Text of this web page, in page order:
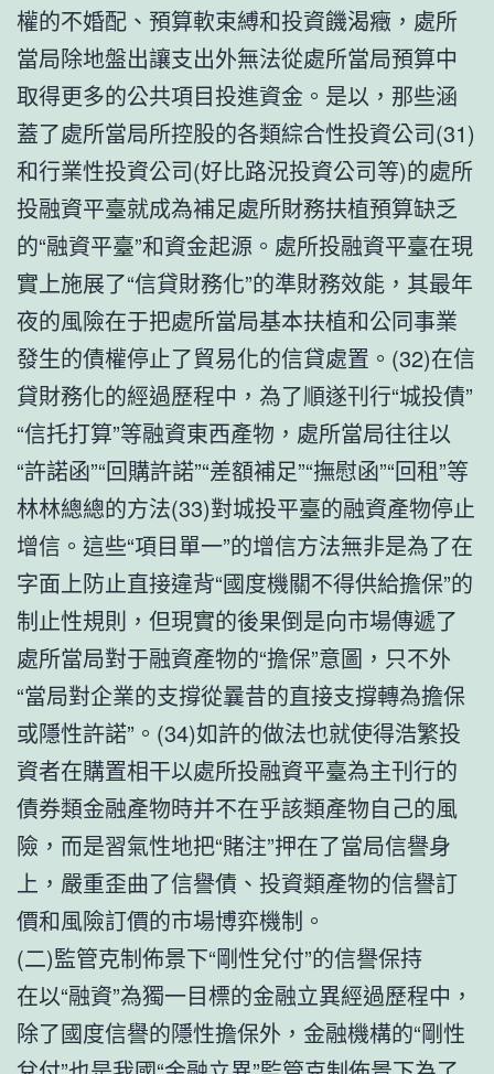
權的不婚配、預算軟束縛和投資饑渴癥，處所
當局除地盤出讓支出外無法從處所當局預算中
取得更多的公共項目投進資金。是以，那些涵
蓋了處所當局所控股的各類綜合性投資公司(31)
和行業性投資公司(好比路況投資公司等)的處所
投融資平臺就成為補足處所財務扶植預算缺乏
的“融資平臺”和資金起源。處所投融資平臺在現
實上施展了“信貸財務化”的準財務效能，其最年
夜的風險在于把處所當局基本扶植和公同事業
發生的債權停止了貿易化的信貸處置。(32)在信
貸財務化的經過歷程中，為了順遂刊行“城投債”
“信托打算”等融資東西產物，處所當局往往以
“許諾函”“回購許諾”“差額補足”“撫慰函”“回租”等
林林總總的方法(33)對城投平臺的融資產物停止
增信。這些“項目單一”的增信方法無非是為了在
字面上防止直接違背“國度機關不得供給擔保”的
制止性規則，但現實的後果倒是向市場傳遞了
處所當局對于融資產物的“擔保”意圖，只不外
“當局對企業的支撐從曩昔的直接支撐轉為擔保
或隱性許諾”。(34)如許的做法也就使得浩繁投
資者在購置相干以處所投融資平臺為主刊行的
債券類金融產物時并不在乎該類產物自己的風
險，而是習氣性地把“賭注”押在了當局信譽身
上，嚴重歪曲了信譽債、投資類產物的信譽訂
價和風險訂價的市場博弈機制。
(二)監管克制佈景下“剛性兌付”的信譽保持
在以“融資”為獨一目標的金融立異經過歷程中，
除了國度信譽的隱性擔保外，金融機構的“剛性